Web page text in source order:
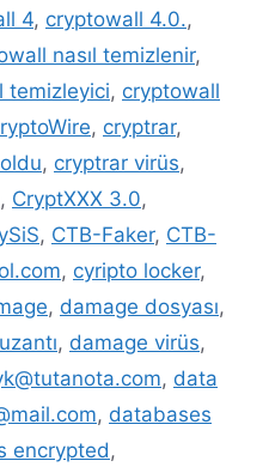
4, cryptowall 4.0.,
nasıl temizlenir,
temizleyici, cryptowall
, cryptrar,
, cryptrar virüs,
, CryptXXX 3.0,
, CTB-Faker, CTB-
, cyripto locker,
, damage dosyası,
, damage virüs,
, data
, databases
encrypted,